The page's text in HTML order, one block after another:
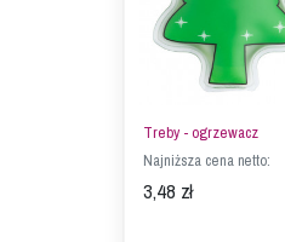
Treby - ogrzewacz
Najniższa cena netto:
3,48 zł